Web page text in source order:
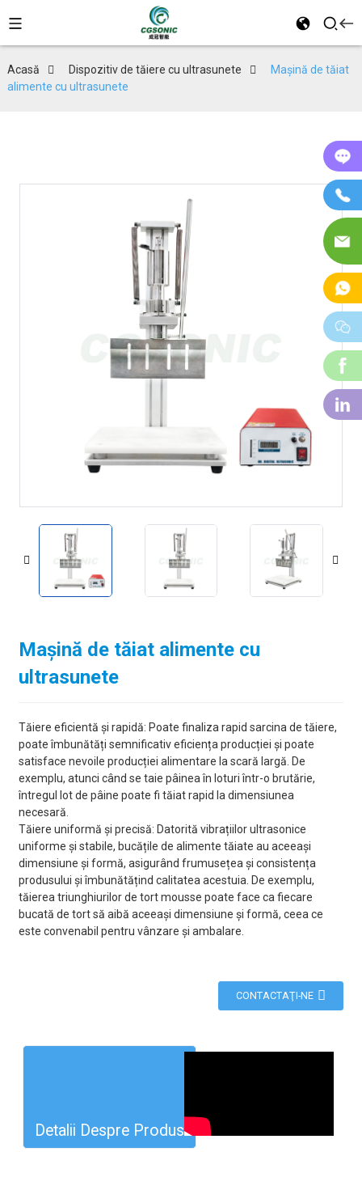
Acasă Dispozitiv de tăiere cu ultrasunete
Mașină de tăiat
alimente cu ultrasunete
Mașină de tăiat alimente cu
ultrasunete
Tăiere eficientă și rapidă: Poate finaliza rapid sarcina de tăiere,
poate îmbunătăți semnificativ eficiența producției și poate
satisface nevoile producției alimentare la scară largă. De
exemplu, atunci când se taie pâinea în loturi într-o brutărie,
întregul lot de pâine poate fi tăiat rapid la dimensiunea
necesară.
Tăiere uniformă și precisă: Datorită vibrațiilor ultrasonice
uniforme și stabile, bucățile de alimente tăiate au aceeași
dimensiune și formă, asigurând frumusețea și consistența
produsului și îmbunătățind calitatea acestuia. De exemplu,
tăierea triunghiurilor de tort mousse poate face ca fiecare
bucată de tort să aibă aceeași dimensiune și formă, ceea ce
este convenabil pentru vânzare și ambalare.
CONTACTAŢI-NE
Detalii Despre Produs